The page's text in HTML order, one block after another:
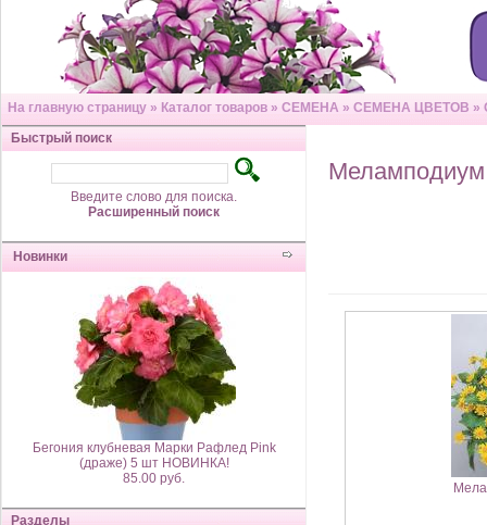
На главную страницу » Каталог товаров » СЕМЕНА » СЕМЕНА ЦВЕТОВ »
Быстрый поиск
Введите слово для поиска.
Расширенный поиск
Новинки
Бегония клубневая Марки Рафлед Pink
(драже) 5 шт НОВИНКА!
85.00 руб.
Разделы
Меламподиум